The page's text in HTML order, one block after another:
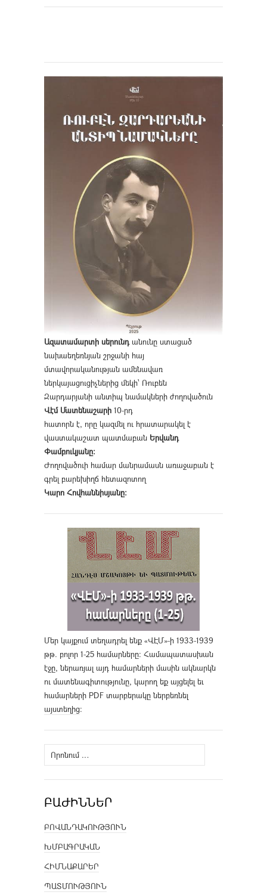
Ազատամարտի սերունդանունը ստացած
նախաեղեռնյան շրջանի հայ
մտավորականության ամենավառ
ներկայացուցիչներից մեկի՝ Ռուբեն
Զարդարյանի անտիպ նամակների ժողովածուն
Վէմ Մատենաշարի 10-րդ
հատորն է, որը կազմել ու հրատարակել է
վաստակաշատ պատմաբան Երվանդ
Փամբուկյանը։
Ժողովածուի համար մանրամասն առաջաբան է
գրել բարեխիղճ հետազոտող
Կարո Հովհաննիսյանը։
Մեր կայքում տեղադրել ենք «ՎԷՄ»-ի 1933-1939
թթ. բոլոր 1-25 համարները։ Համապատասխան
էջը, ներառյալ այդ համարների մասին ակնարկն
ու մատենագիտությունը, կարող եք այցելել եւ
համարների PDF տարբերակը ներբեռնել
այստեղից։
Որոնել՝
ԲԱԺԻՆՆԵՐ
ԲՈՎԱՆԴԱԿՈՒԹՅՈՒՆ
ԽՄԲԱԳՐԱԿԱՆ
ՀԻՄՆԱՔԱՐԵՐ
ՊԱՏՄՈՒԹՅՈՒՆ